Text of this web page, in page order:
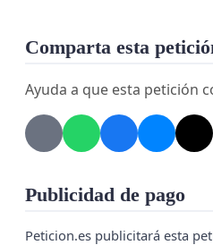
Comparta esta
Ayuda a que esta petición
Publicidad de pago
Peticion.es publicitará esta